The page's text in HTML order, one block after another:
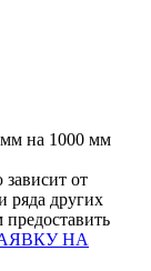
на 1000 мм
от
ряда других
НА